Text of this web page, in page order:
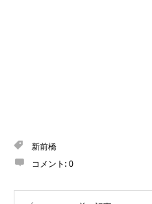
新前橋
コメント:0